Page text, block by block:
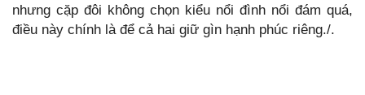
nhưng cặp đôi không chọn kiểu nổi đình nổi đám quá,
điều này chính là để cả hai giữ gìn hạnh phúc riêng./.